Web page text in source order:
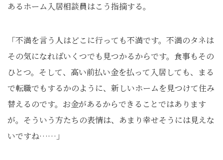
あるホーム入居相談員はこう指摘する。
「不満を言う人はどこに行っても不満です。不満のタネは
その気になればいくつでも見つかるからです。食事もその
ひとつ。そして、高い前払い金を払って入居しても、まる
で転職でもするかのように、新しいホームを見つけて住み
替えるのです。お金があるからできることではあります
が。そういう方たちの表情は、あまり幸せそうには見えな
いですね……」